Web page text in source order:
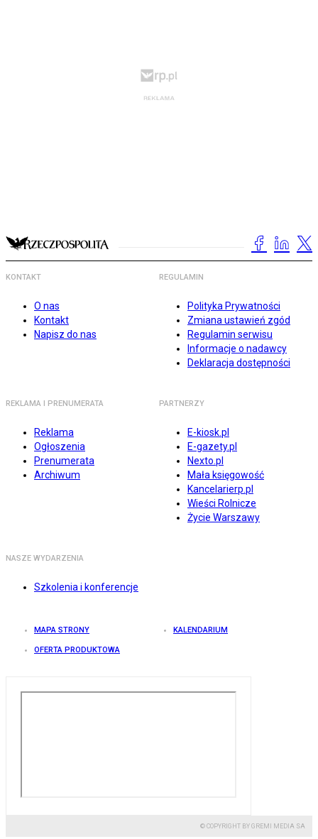
KONTAKT
O nas
Kontakt
Napisz do nas
REGULAMIN
Polityka Prywatności
Zmiana ustawień zgód
Regulamin serwisu
Informacje o nadawcy
Deklaracja dostępności
REKLAMA I PRENUMERATA
Reklama
Ogłoszenia
Prenumerata
Archiwum
PARTNERZY
E-kiosk.pl
E-gazety.pl
Nexto.pl
Mała księgowość
Kancelarierp.pl
Wieści Rolnicze
Życie Warszawy
NASZE WYDARZENIA
Szkolenia i konferencje
MAPA STRONY KALENDARIUM
OFERTA PRODUKTOWA
© COPYRIGHT BY GREMI MEDIA SA